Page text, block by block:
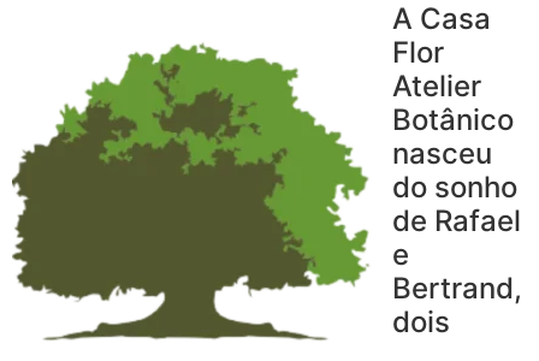
A Casa
Flor
Atelier
Botânico
nasceu
do sonho
de Rafael
e
Bertrand,
dois